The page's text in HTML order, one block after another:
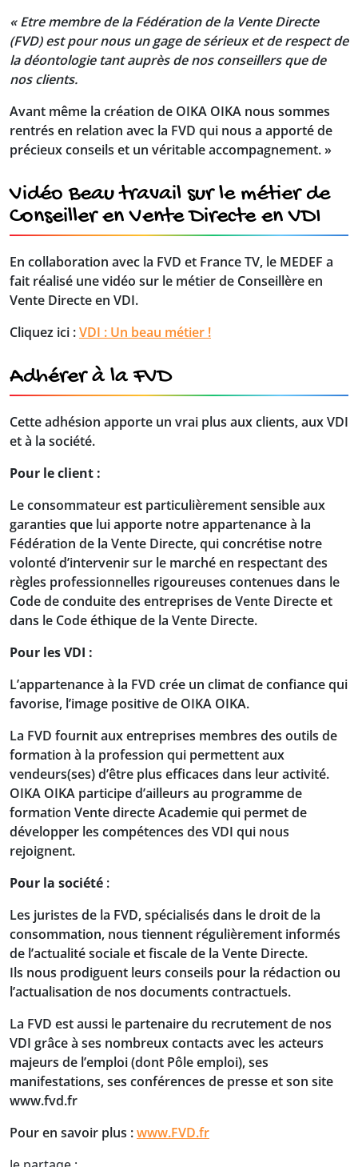
« Etre membre de la Fédération de la Vente Directe
(FVD) est pour nous un gage de sérieux et de respect de
la déontologie tant auprès de nos conseillers que de
nos clients.
Avant même la création de OIKA OIKA nous sommes
rentrés en relation avec la FVD qui nous a apporté de
précieux conseils et un véritable accompagnement. »
Vidéo Beau travail sur le métier de
Conseiller en Vente Directe en VDI
En collaboration avec la FVD et France TV, le MEDEF a
fait réalisé une vidéo sur le métier de Conseillère en
Vente Directe en VDI.
Cliquez ici :VDI : Un beau métier !
Adhérer à la FVD
Cette adhésion apporte un vrai plus aux clients, aux VDI
et à la société.
Pour le client :
Le consommateur est particulièrement sensible aux
garanties que lui apporte notre appartenance à la
Fédération de la Vente Directe, qui concrétise notre
volonté d’intervenir sur le marché en respectant des
règles professionnelles rigoureuses contenues dans le
Code de conduite des entreprises de Vente Directe et
dans le Code éthique de la Vente Directe.
Pour les VDI :
L’appartenance à la FVD crée un climat de confiance qui
favorise, l’image positive de OIKA OIKA.
La FVD fournit aux entreprises membres des outils de
formation à la profession qui permettent aux
vendeurs(ses) d’être plus efficaces dans leur activité.
OIKA OIKA participe d’ailleurs au programme de
formation Vente directe Academie qui permet de
développer les compétences des VDI qui nous
rejoignent.
Pour la société :
Les juristes de la FVD, spécialisés dans le droit de la
consommation, nous tiennent régulièrement informés
de l’actualité sociale et fiscale de la Vente Directe.
Ils nous prodiguent leurs conseils pour la rédaction ou
l’actualisation de nos documents contractuels.
La FVD est aussi le partenaire du recrutement de nos
VDI grâce à ses nombreux contacts avec les acteurs
majeurs de l’emploi (dont Pôle emploi), ses
manifestations, ses conférences de presse et son site
www.fvd.fr
Pour en savoir plus :www.FVD.fr